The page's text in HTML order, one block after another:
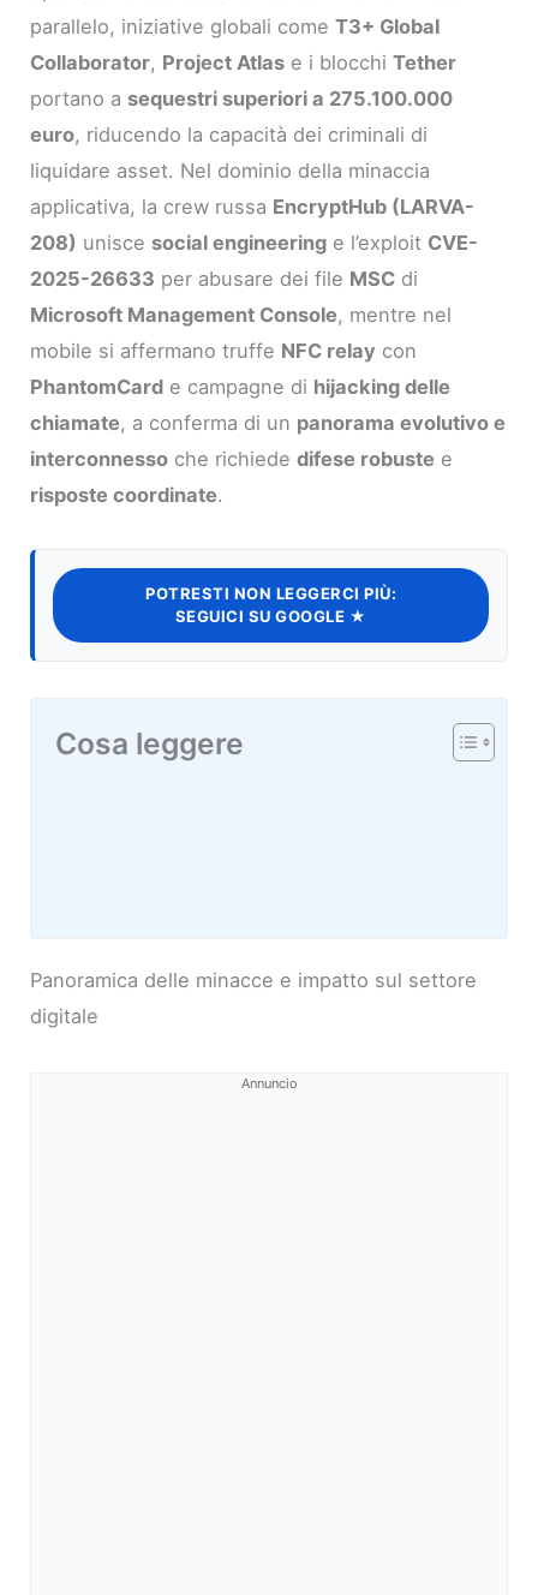
parallelo, iniziative globali comeT3+ Global
Collaborator, Project Atlas e i blocchiTether
portano a sequestri superiori a 275.100.000
euro, riducendo la capacità dei criminali di
liquidare asset. Nel dominio della minaccia
applicativa, la crew russa EncryptHub (LARVA-
208) unisce social engineering e l’exploit CVE-
2025-26633 per abusare dei file MSC di
Microsoft Management Console, mentre nel
mobile si affermano truffe NFC relay con
PhantomCard e campagne di hijacking delle
chiamate, a conferma di un panorama evolutivo e
interconnesso che richiededifese robuste e
risposte coordinate.
POTRESTI NON LEGGERCI PIÙ:
SEGUICI SU GOOGLE ★
Cosa leggere
Panoramica delle minacce e impatto sul settore
digitale
Annuncio